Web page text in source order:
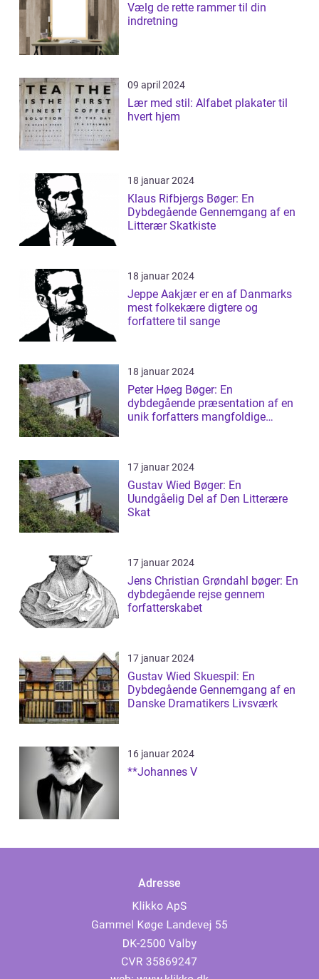
Vælg de rette rammer til din
indretning
09 april 2024
Lær med stil: Alfabet plakater til
hvert hjem
18 januar 2024
Klaus Rifbjergs Bøger: En
Dybdegående Gennemgang af en
Litterær Skatkiste
18 januar 2024
Jeppe Aakjær er en af Danmarks
mest folkekære digtere og
forfattere til sange
18 januar 2024
Peter Høeg Bøger: En
dybdegående præsentation af en
unik forfatters mangfoldige
17 januar 2024
Gustav Wied Bøger: En
Uundgåelig Del af Den Litterære
Skat
17 januar 2024
Jens Christian Grøndahl bøger: En
dybdegående rejse gennem
forfatterskabet
17 januar 2024
Gustav Wied Skuespil: En
Dybdegående Gennemgang af en
Danske Dramatikers Livsværk
16 januar 2024
**Johannes V
Adresse